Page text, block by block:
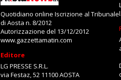
Quotidiano online Iscrizione al Tribunale
di Aosta n. 8/2012
Autorizzazione del 13/12/2012
www.gazzettamatin.com
Editore
LG PRESSE S.R.L.
via Festaz, 52 11100 AOSTA